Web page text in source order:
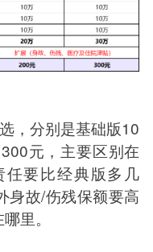
，分别是基础版10
元，主要区别在
要比经典版多几
身故/伤残保额要高
里。